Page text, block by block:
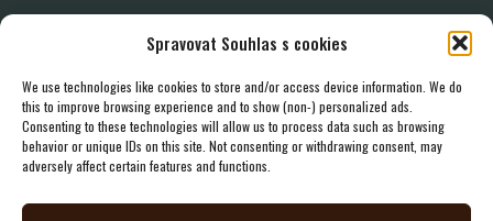
Spravovat Souhlas s cookies
We use technologies like cookies to store and/or access device information. We do
this to improve browsing experience and to show (non-) personalized ads.
Consenting to these technologies will allow us to process data such as browsing
behavior or unique IDs on this site. Not consenting or withdrawing consent, may
adversely affect certain features and functions.